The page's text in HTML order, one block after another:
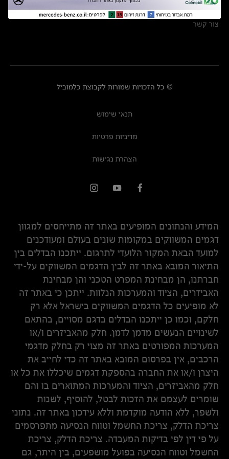
מרכזי שירות
צור קשר
© כל הזכויות שמורות לקבוצת כלמוביל
תנאי שימוש
מדיניות פרטיות
הצהרת נגישות
המידע והנתונים המופיעים באתר זה מתייחסים למגוון
דגמים המשווקים במקומות שונים בעולם ומעודכנים
למועד הבאת המקור הלועדי לתרגום. ייתכנו הבדלים בין
התיאור המובא באתר זה לבין הדגמים המשווקים על-ידי
חברתנו, הן מבחינת המפרט הטכני והן מבחינת
האביזרים, הציוד והמערכות הנלוות. ייתכן כי באתר זה
לא מופיעים כל הדגמים המשווקים בישראל אלא רק
חלקם, וכמו כן ייתכנו הבדלים בדגם מסויים, בהתאם
לשינויים הנעשים מדמן לדמן. חלק מהאביזרים ו/או
המערכות המפורטים באתר זה מצוי רק בחלק מדגמי
הרכבים, אין בפרסום המובא באתר זה כדי לחייב את
היצרן ו/או את החברה בהספקת דגמים שיכללו את כל או
חלק מהאביזרים, הציוד והמערכות המתוארים בו והם
שומרים לעצמם את הזכות לבטל, להוסיף, לשנות
ולשפר, ללא הודעה מוקדמת וללא עידכון באתר זה. נתוני
צריכת הדלק, צריכת החשמל וטווח הנסיעה מתפרסמים
על פי דין לפי בדיקות המעבדה. צריכת הדלק, צריכת
החשמל וטווח הנסיעה בפועל מושפעים, בין היתר, גם